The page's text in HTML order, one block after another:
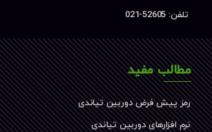
تلفن: 52605-021
مطالب مفید
رمز پیش فرض دوربین تیاندی
نرم افزارهای دوربین تیاندی